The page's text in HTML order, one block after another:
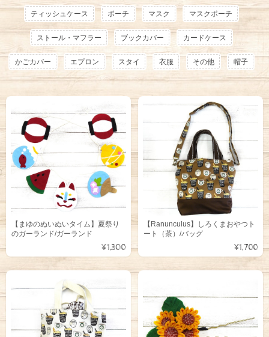
ティッシュケース ポーチ マスク マスクポーチ
ストール・マフラー ブックカバー カードケース
かごカバー エプロン スタイ 衣服 その他 帽子
【まゆのぬいぬいタイム】夏祭り
のガーランド/ガーランド
¥1,300
【Ranunculus】しろくまおやつト
ート（茶）/バッグ
¥1,700